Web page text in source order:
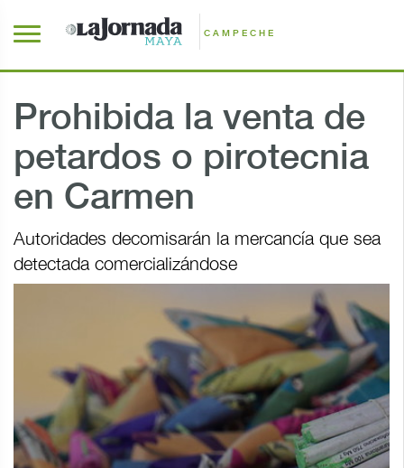
CAMPECHE
Prohibida la venta de
petardos o pirotecnia
en Carmen
Autoridades decomisarán la mercancía que sea
detectada comercializándose